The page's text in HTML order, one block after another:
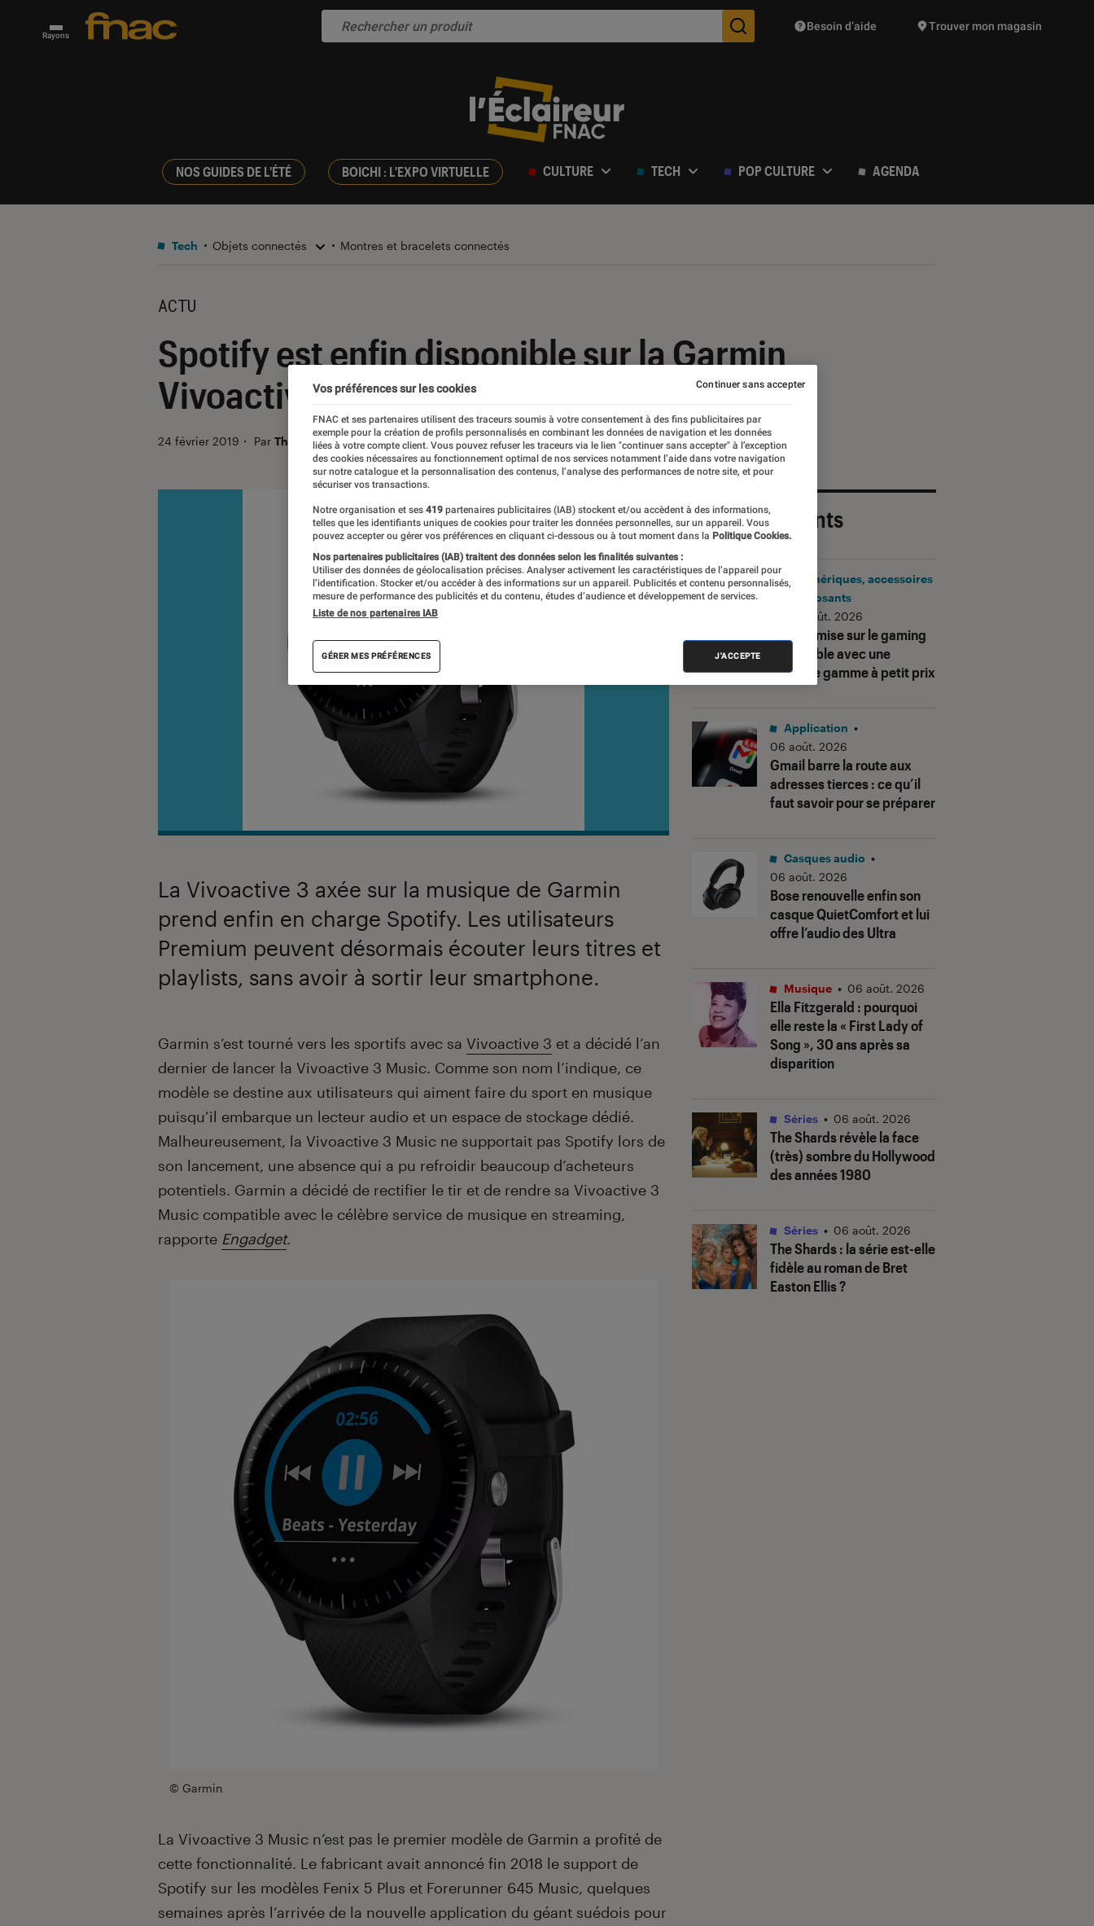
Rayons Des suggestions de produits vont vous être proposées
Besoin d’aide Trouver mon magasin
NOS GUIDES DE L'ÉTÉ BOICHI : L'EXPO VIRTUELLE CULTURE TECH POP CULTURE AGENDA
Tech Objets connectés Montres et bracelets connectés
ACTU
Spotify est enfin disponible sur la Garmin
Vivoactive 3 Music
24 février 2019 ・ Par Thomas Estimbre
La Vivoactive 3 axée sur la musique de Garmin
prend enfin en charge Spotify. Les utilisateurs
Premium peuvent désormais écouter leurs titres et
playlists, sans avoir à sortir leur smartphone.
Introduction
Garmin s’est tourné vers les sportifs avec sa Vivoactive 3 et a décidé l’an
dernier de lancer la Vivoactive 3 Music. Comme son nom l’indique, ce
modèle se destine aux utilisateurs qui aiment faire du sport en musique
puisqu’il embarque un lecteur audio et un espace de stockage dédié.
Malheureusement, la Vivoactive 3 Music ne supportait pas Spotify lors de
son lancement, une absence qui a pu refroidir beaucoup d’acheteurs
potentiels. Garmin a décidé de rectifier le tir et de rendre sa Vivoactive 3
Music compatible avec le célèbre service de musique en streaming,
rapporte Engadget.
© Garmin
La Vivoactive 3 Music n’est pas le premier modèle de Garmin a profité de
cette fonctionnalité. Le fabricant avait annoncé fin 2018 le support de
Spotify sur les modèles Fenix 5 Plus et Forerunner 645 Music, quelques
semaines après l’arrivée de la nouvelle application du géant suédois pour
Les plus récents
Corsair mise sur le gaming
accessible avec une
nouvelle gamme à petit prix
Périphériques, accessoires
et composants
06 août. 2026
Gmail barre la route aux
adresses tierces : ce qu’il
faut savoir pour se préparer
Application •
06 août. 2026
Bose renouvelle enfin son
casque QuietComfort et lui
offre l’audio des Ultra
Casques audio •
06 août. 2026
Ella Fitzgerald : pourquoi
elle reste la « First Lady of
Song », 30 ans après sa
disparition
Musique • 06 août. 2026
The Shardsrévèle la face
(très) sombre du Hollywood
des années 1980
Séries • 06 août. 2026
The Shards: la série est-elle
fidèle au roman de Bret
Easton Ellis ?
Séries • 06 août. 2026
Vos préférences sur les cookies
FNAC et ses partenaires utilisent des traceurs soumis à votre consentement à des fins publicitaires par
exemple pour la création de profils personnalisés en combinant les données de navigation et les données
liées à votre compte client. Vous pouvez refuser les traceurs via le lien "continuer sans accepter" à l’exception
des cookies nécessaires au fonctionnement optimal de nos services notamment l’aide dans votre navigation
sur notre catalogue et la personnalisation des contenus, l’analyse des performances de notre site, et pour
sécuriser vos transactions.
Notre organisation et ses 419 partenaires publicitaires (IAB) stockent et/ou accèdent à des informations,
telles que les identifiants uniques de cookies pour traiter les données personnelles, sur un appareil. Vous
pouvez accepter ou gérer vos préférences en cliquant ci-dessous ou à tout moment dans la Politique Cookies.
Nos partenaires publicitaires (IAB) traitent des données selon les finalités suivantes :
Utiliser des données de géolocalisation précises. Analyser activement les caractéristiques de l’appareil pour
l’identification. Stocker et/ou accéder à des informations sur un appareil. Publicités et contenu personnalisés,
mesure de performance des publicités et du contenu, études d’audience et développement de services.
Liste de nos partenaires IAB
GÉRER MES PRÉFÉRENCES J'ACCEPTE
Continuer sans accepter